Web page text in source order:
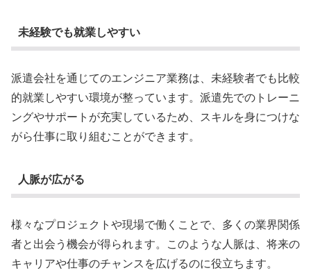
未経験でも就業しやすい
派遣会社を通じてのエンジニア業務は、未経験者でも比較
的就業しやすい環境が整っています。派遣先でのトレーニ
ングやサポートが充実しているため、スキルを身につけな
がら仕事に取り組むことができます。
人脈が広がる
様々なプロジェクトや現場で働くことで、多くの業界関係
者と出会う機会が得られます。このような人脈は、将来の
キャリアや仕事のチャンスを広げるのに役立ちます。